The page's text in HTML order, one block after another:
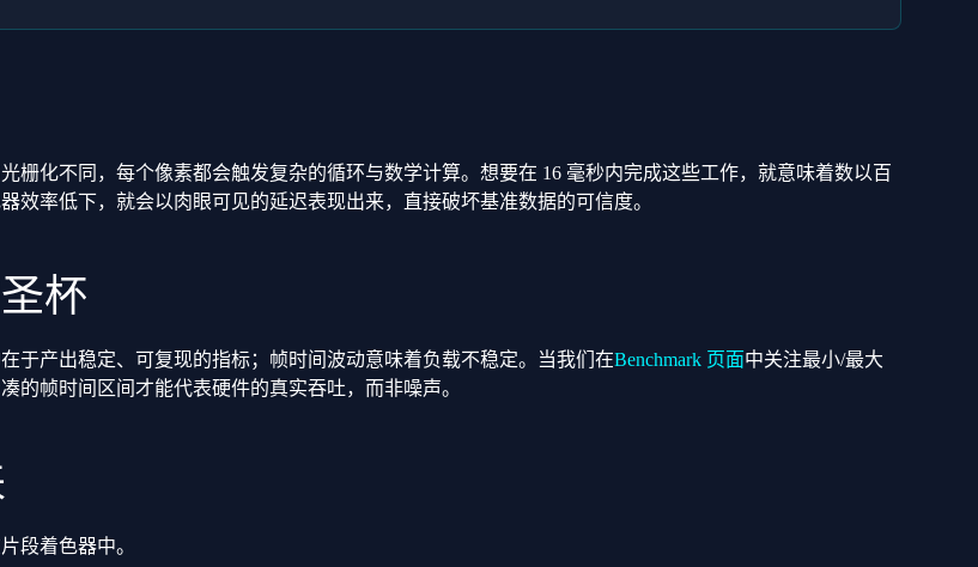
栅化不同，每个像素都会触发复杂的循环与数学计算。想要在 16 毫秒内完成这些工作，就意味着数以百
率低下，就会以肉眼可见的延迟表现出来，直接破坏基准数据的可信度。
杯
于产出稳定、可复现的指标；帧时间波动意味着负载不稳定。当我们在Benchmark 页面中关注最小/最大
的帧时间区间才能代表硬件的真实吞吐，而非噪声。
段着色器中。